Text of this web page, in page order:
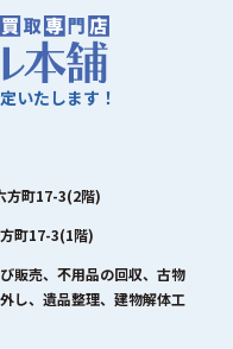
いたします！
方町17-3(2階)
方町17-3(1階)
販売、不用品の回収、古物
し、遺品整理、建物解体工